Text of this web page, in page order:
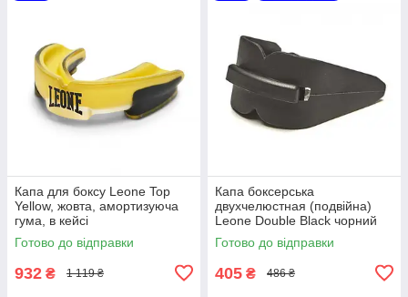
Капа для боксу Leone Top
Yellow, жовта, амортизуюча
гума, в кейсі
Готово до відправки
932 ₴ 1 119 ₴
Капа боксерська
двухчелюстная (подвійна)
Leone Double Black чорний
Готово до відправки
405 ₴ 486 ₴